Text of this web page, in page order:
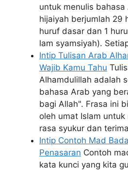
untuk menulis
hijaiyah berjumlah 29
huruf dasar dan 1
lam syamsiyah).
Intip Tulisan Arab
Wajib Kamu Tahu
Alhamdulillah adalah
bahasa Arab yang
bagi Allah". Frasa ini
oleh umat Islam untuk
rasa syukur dan
Intip Contoh Mad
Penasaran Contoh
kata kunci yang kita